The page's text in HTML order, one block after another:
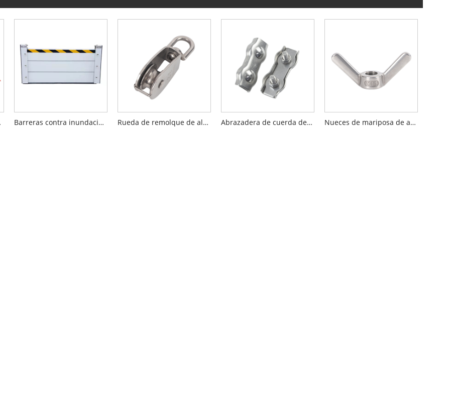
ABS Barreras contra inundaciones de agua para puertas Rueda de remolque de alambre de alambre de bloque de doble polea giratoria Abrazadera de cuerda de alambre dúplex Nueces de mariposa de ala larga para aparejar